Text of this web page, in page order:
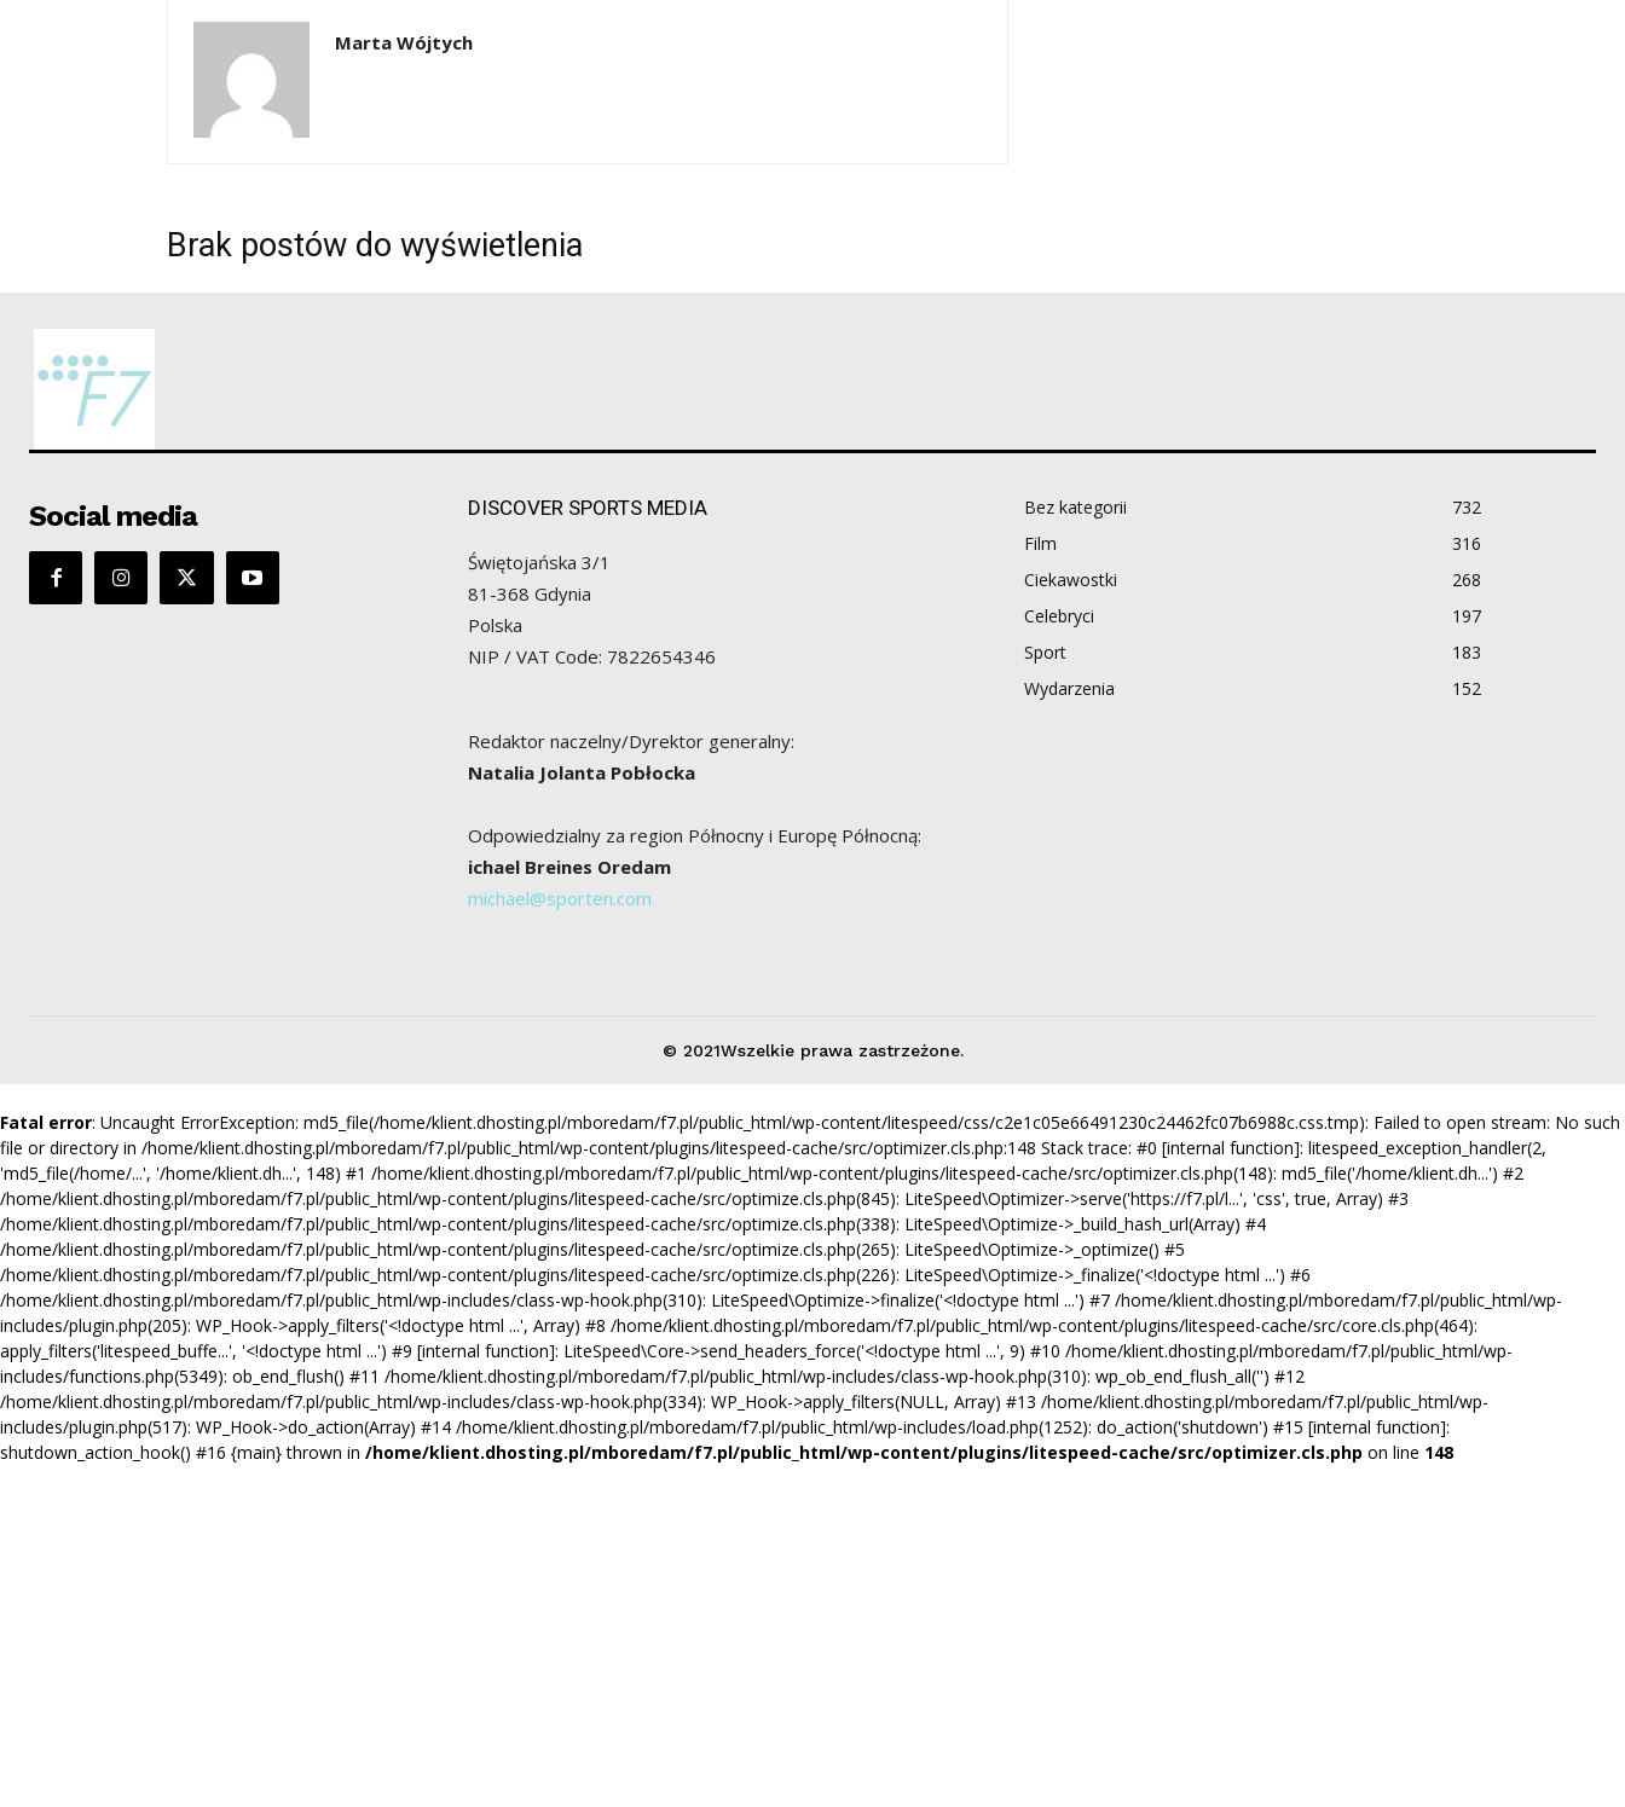
Marta Wójtych
Brak postów do wyświetlenia
Social media DISCOVER SPORTS MEDIA
Świętojańska 3/1
81-368 Gdynia
Polska
NIP / VAT Code: 7822654346
Redaktor naczelny/Dyrektor generalny:
Natalia Jolanta Pobłocka
Odpowiedzialny za region Północny i Europę Północną:
ichael Breines Oredam
michael@sporten.com
Bez kategorii
732
Film
316
Ciekawostki
268
Celebryci
197
Sport
183
Wydarzenia
152
© 2021Wszelkie prawa zastrzeżone.
Fatal error: Uncaught ErrorException: md5_file(/home/klient.dhosting.pl/mboredam/f7.pl/public_html/wp-content/litespeed/css/c2e1c05e66491230c24462fc07b6988c.css.tmp): Failed to open stream: No such
file or directory in /home/klient.dhosting.pl/mboredam/f7.pl/public_html/wp-content/plugins/litespeed-cache/src/optimizer.cls.php:148 Stack trace: #0 [internal function]: litespeed_exception_handler(2,
'md5_file(/home/...', '/home/klient.dh...', 148) #1 /home/klient.dhosting.pl/mboredam/f7.pl/public_html/wp-content/plugins/litespeed-cache/src/optimizer.cls.php(148): md5_file('/home/klient.dh...') #2
/home/klient.dhosting.pl/mboredam/f7.pl/public_html/wp-content/plugins/litespeed-cache/src/optimize.cls.php(845): LiteSpeed\Optimizer->serve('https://f7.pl/l...', 'css', true, Array) #3
/home/klient.dhosting.pl/mboredam/f7.pl/public_html/wp-content/plugins/litespeed-cache/src/optimize.cls.php(338): LiteSpeed\Optimize->_build_hash_url(Array) #4
/home/klient.dhosting.pl/mboredam/f7.pl/public_html/wp-content/plugins/litespeed-cache/src/optimize.cls.php(265): LiteSpeed\Optimize->_optimize() #5
/home/klient.dhosting.pl/mboredam/f7.pl/public_html/wp-content/plugins/litespeed-cache/src/optimize.cls.php(226): LiteSpeed\Optimize->_finalize('<!doctype html ...') #6
/home/klient.dhosting.pl/mboredam/f7.pl/public_html/wp-includes/class-wp-hook.php(310): LiteSpeed\Optimize->finalize('<!doctype html ...') #7 /home/klient.dhosting.pl/mboredam/f7.pl/public_html/wp-
includes/plugin.php(205): WP_Hook->apply_filters('<!doctype html ...', Array) #8 /home/klient.dhosting.pl/mboredam/f7.pl/public_html/wp-content/plugins/litespeed-cache/src/core.cls.php(464):
apply_filters('litespeed_buffe...', '<!doctype html ...') #9 [internal function]: LiteSpeed\Core->send_headers_force('<!doctype html ...', 9) #10 /home/klient.dhosting.pl/mboredam/f7.pl/public_html/wp-
includes/functions.php(5349): ob_end_flush() #11 /home/klient.dhosting.pl/mboredam/f7.pl/public_html/wp-includes/class-wp-hook.php(310): wp_ob_end_flush_all('') #12
/home/klient.dhosting.pl/mboredam/f7.pl/public_html/wp-includes/class-wp-hook.php(334): WP_Hook->apply_filters(NULL, Array) #13 /home/klient.dhosting.pl/mboredam/f7.pl/public_html/wp-
includes/plugin.php(517): WP_Hook->do_action(Array) #14 /home/klient.dhosting.pl/mboredam/f7.pl/public_html/wp-includes/load.php(1252): do_action('shutdown') #15 [internal function]:
shutdown_action_hook() #16 {main} thrown in /home/klient.dhosting.pl/mboredam/f7.pl/public_html/wp-content/plugins/litespeed-cache/src/optimizer.cls.php on line 148